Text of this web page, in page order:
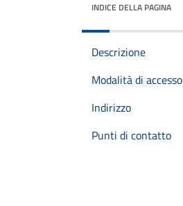
INDICE DELLA PAGINA
Descrizione
Modalità di accesso
Indirizzo
Punti di contatto